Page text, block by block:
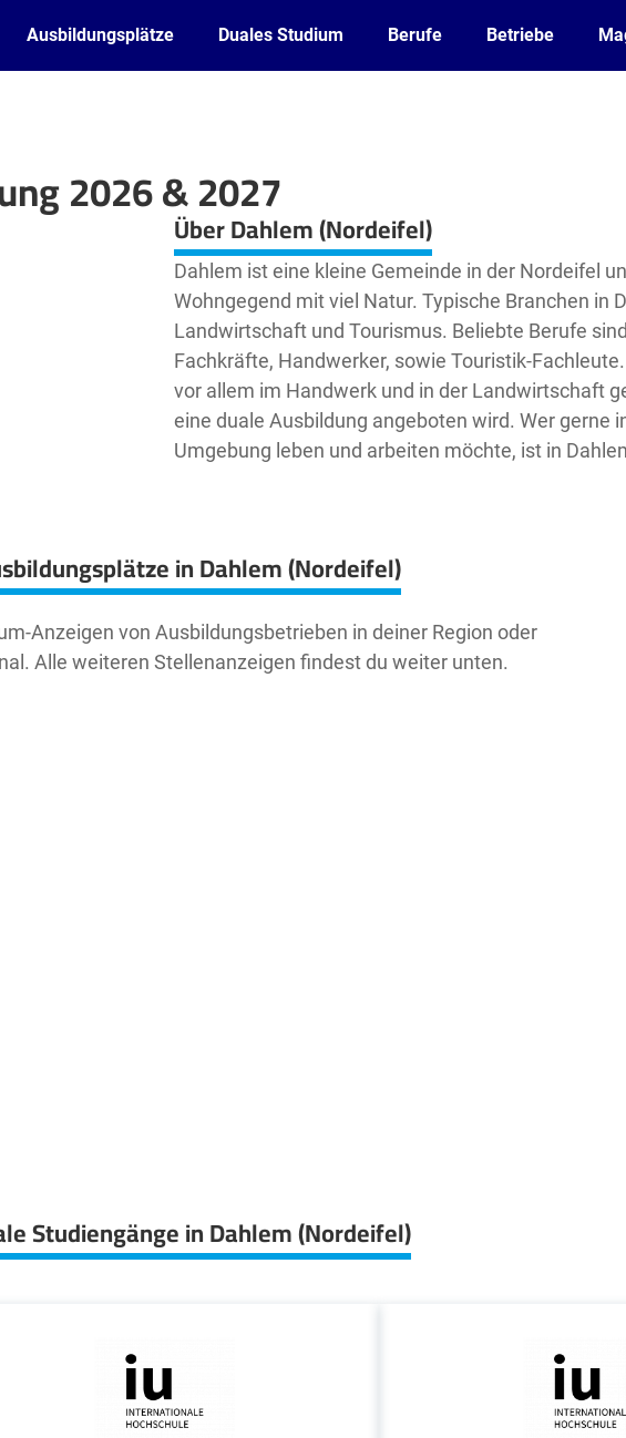
Ausbildungsplätze Duales Studium Berufe Betriebe
2026 & 2027
OpenStreetMap2contributors Über Dahlem (Nordeifel)
Dahlem ist eine kleine Gemeinde in der Nordeifel
Wohngegend mit viel Natur. Typische Branchen in
Landwirtschaft und Tourismus. Beliebte Berufe
Fachkräfte, Handwerker, sowie Touristik-
vor allem im Handwerk und in der Landwirtschaft
eine duale Ausbildung angeboten wird. Wer gerne
Umgebung leben und arbeiten möchte, ist in
in Dahlem (Nordeifel)
Anzeigen von Ausbildungsbetrieben in deiner Region oder
Alle weiteren Stellenanzeigen findest du weiter unten.
Studiengänge in Dahlem (Nordeifel)